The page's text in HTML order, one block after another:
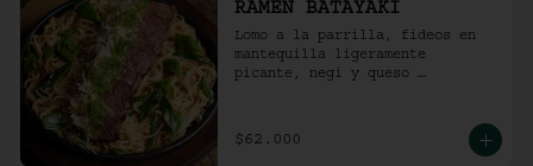
RAMEN BATAYAKI
Lomo a la parrilla, fideos en
mantequilla ligeramente
picante, negi y queso
$62.000